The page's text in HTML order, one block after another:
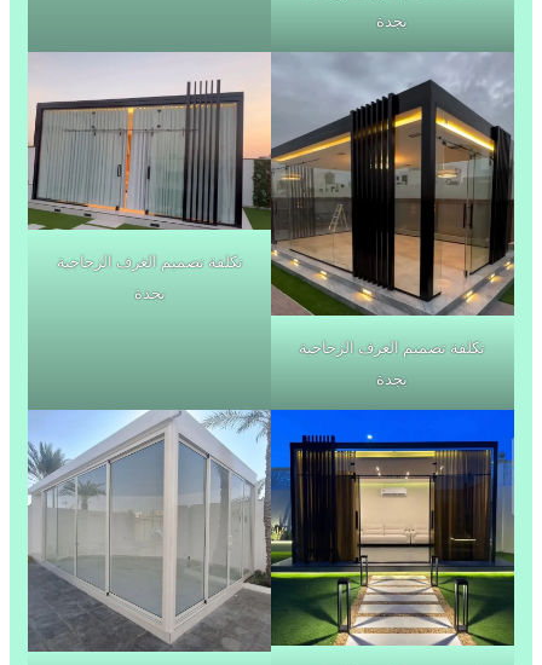
بجدة
تكلفة تصميم الغرف الزجاجية
بجدة
تكلفة تصميم الغرف الزجاجية
بجدة